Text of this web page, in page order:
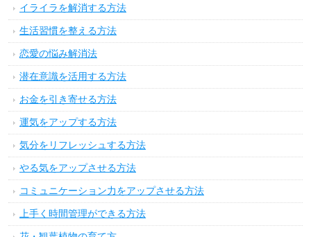
イライラを解消する方法
生活習慣を整える方法
恋愛の悩み解消法
潜在意識を活用する方法
お金を引き寄せる方法
運気をアップする方法
気分をリフレッシュする方法
やる気をアップさせる方法
コミュニケーション力をアップさせる方法
上手く時間管理ができる方法